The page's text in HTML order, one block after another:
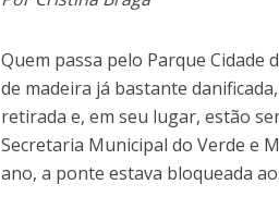
Quem passa pelo Parque
de madeira já bastante
retirada e, em seu lugar, estão
Secretaria Municipal do Verde e
ano, a ponte estava bloqueada